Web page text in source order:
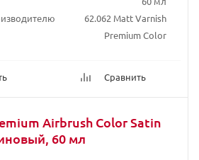
62.062 Matt Varnish
Premium Color
Сравнить
Airbrush Color Satin
60 мл